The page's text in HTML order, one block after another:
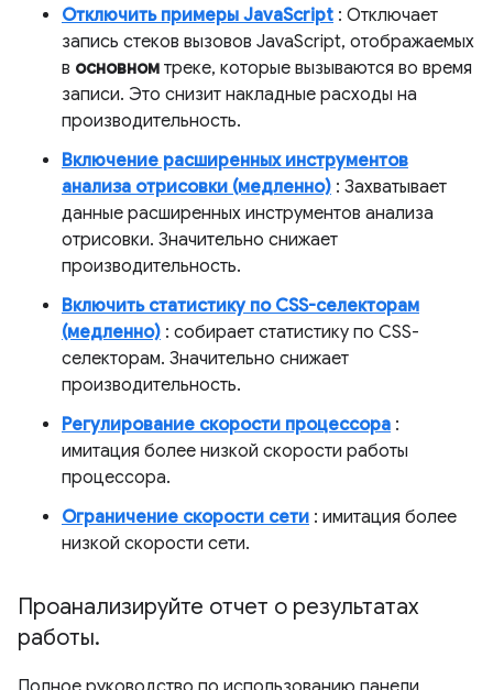
Отключить примеры JavaScript : Отключает
запись стеков вызовов JavaScript, отображаемых
в основном треке, которые вызываются во время
записи. Это снизит накладные расходы на
производительность.
Включение расширенных инструментов
анализа отрисовки (медленно) : Захватывает
данные расширенных инструментов анализа
отрисовки. Значительно снижает
производительность.
Включить статистику по CSS-селекторам
(медленно) : собирает статистику по CSS-
селекторам. Значительно снижает
производительность.
Регулирование скорости процессора :
имитация более низкой скорости работы
процессора.
Ограничение скорости сети : имитация более
низкой скорости сети.
Проанализируйте отчет о результатах
работы.